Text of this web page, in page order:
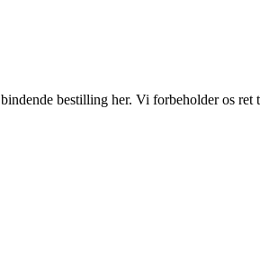
bestilling her. Vi forbeholder os